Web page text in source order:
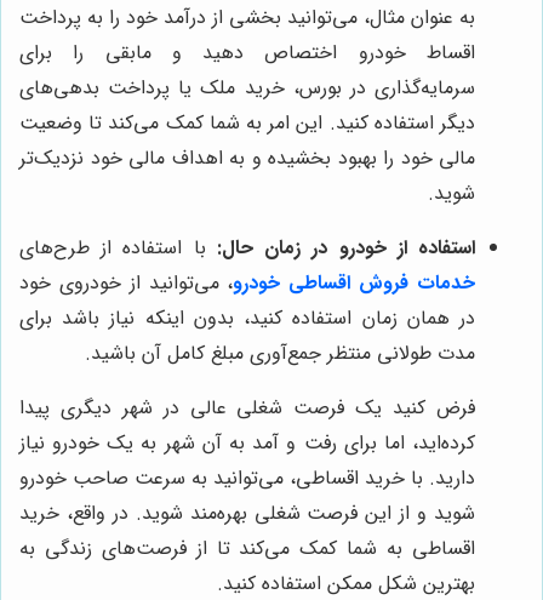
به عنوان مثال، می‌توانید بخشی از درآمد خود را به پرداخت
اقساط خودرو اختصاص دهید و مابقی را برای
سرمایه‌گذاری در بورس، خرید ملک یا پرداخت بدهی‌های
دیگر استفاده کنید. این امر به شما کمک می‌کند تا وضعیت
مالی خود را بهبود بخشیده و به اهداف مالی خود نزدیک‌تر
شوید.
استفاده از خودرو در زمان حال: با استفاده از طرح‌های
خدمات فروش اقساطی خودرو، می‌توانید از خودروی خود
در همان زمان استفاده کنید، بدون اینکه نیاز باشد برای
مدت طولانی منتظر جمع‌آوری مبلغ کامل آن باشید.
فرض کنید یک فرصت شغلی عالی در شهر دیگری پیدا
کرده‌اید، اما برای رفت و آمد به آن شهر به یک خودرو نیاز
دارید. با خرید اقساطی، می‌توانید به سرعت صاحب خودرو
شوید و از این فرصت شغلی بهره‌مند شوید. در واقع، خرید
اقساطی به شما کمک می‌کند تا از فرصت‌های زندگی به
بهترین شکل ممکن استفاده کنید.